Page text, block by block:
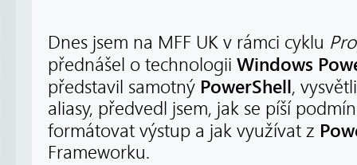
Dnes jsem na MFF UK v rámci cyklu
přednášel o technologii Windows
představil samotný PowerShell,
aliasy, předvedl jsem, jak se píší
formátovat výstup a jak využívat z
Frameworku.